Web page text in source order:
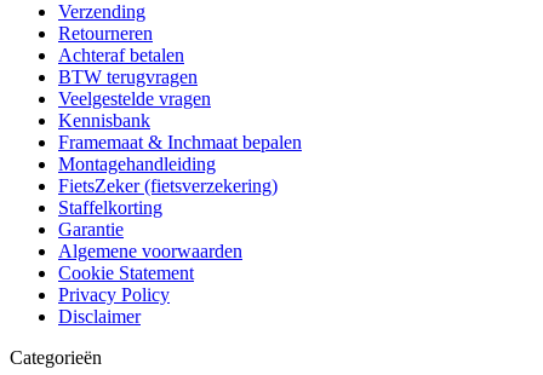
Verzending
Retourneren
Achteraf betalen
BTW terugvragen
Veelgestelde vragen
Kennisbank
Framemaat & Inchmaat bepalen
Montagehandleiding
FietsZeker (fietsverzekering)
Staffelkorting
Garantie
Algemene voorwaarden
Cookie Statement
Privacy Policy
Disclaimer
Categorieën